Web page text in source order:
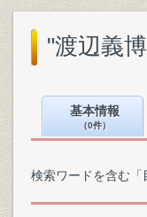
"渡辺義
基本情報
（0件）
検索ワードを含む「